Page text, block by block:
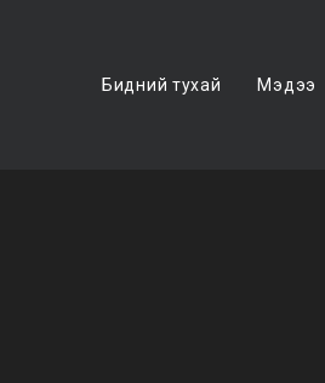
Бидний тухай Мэдээ